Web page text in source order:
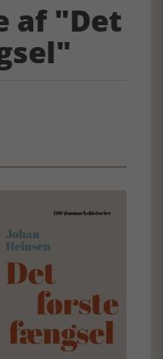
af "Det